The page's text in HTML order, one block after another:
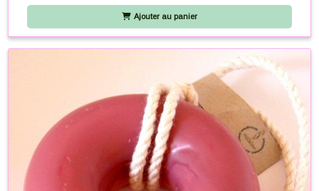
Ajouter au panier